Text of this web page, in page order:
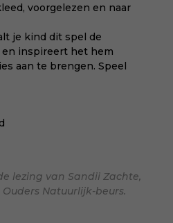
voorgelezen en naar
je kind dit spel de
inspireert het hem
aan te brengen. Speel
lezing van Sandii Zachte,
Natuurlijk-beurs.